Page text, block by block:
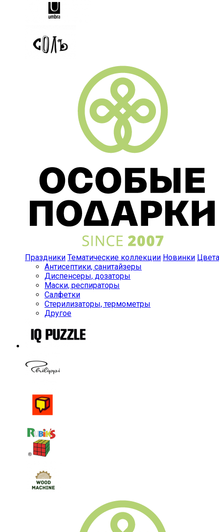
Праздники Тематические коллекции Новинки Цвета
Антисептики, санитайзеры
Диспенсеры, дозаторы
Маски, респираторы
Салфетки
Стерилизаторы, термометры
Другое